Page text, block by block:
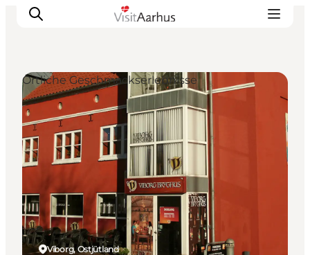
Sehen und erleben
Veranstaltungen
Städte und Regionen
Reiseplanung
Transport
Viborg, Ostjütland
Örtliche Geschmackserlebnisse